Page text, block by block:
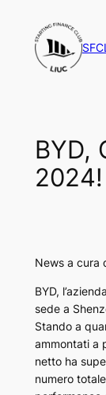
contenuto
BYD,
2024!
News a cura
BYD,
sede a
Stando a
ammontati a
netto ha
numero